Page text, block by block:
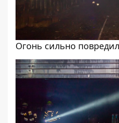
Огонь сильно